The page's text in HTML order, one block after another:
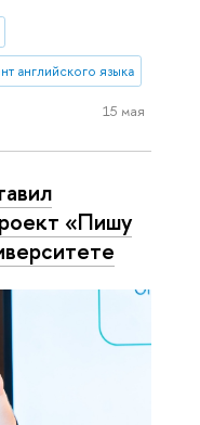
английского языка
15 мая
«Пишу